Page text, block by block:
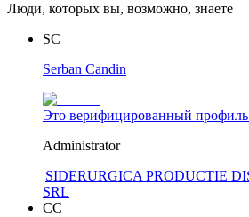
Люди, которых вы, возможно, знаете
SC
Serban Candin
Это верифицированный
Administrator
|SIDERURGICA PRODUCTIE
SRL
CC